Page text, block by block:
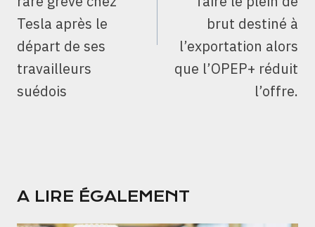
Tesla après le
départ de ses
travailleurs
suédois
brut destiné à
l’exportation alors
que l’OPEP+ réduit
l’offre.
A LIRE ÉGALEMENT